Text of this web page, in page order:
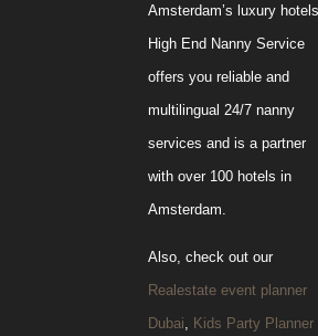
Amsterdam’s luxury
High End Nanny Service
offers you reliable and
multilingual 24/7 nanny
services and is a partner
with over 100 hotels in
Amsterdam.
Also, check out our
Realestate event planner
Dubai
Kids Party Planner